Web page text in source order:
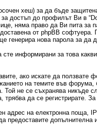
хеш) за да бъде
достъп до профилът Ви в
няма право да Ви пита
от phpBB
генерира нова парола за да
информирани за това
ако искате да ползвате
на темите във
Той не се съхранява никъде
да се регистрирате.
адрес на електронна
предоставите